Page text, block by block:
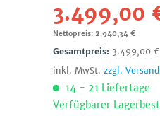
3.499,00
Nettopreis: 2.940,34 €
Gesamtpreis: 3.499,00 €
inkl. MwSt.zzgl.
14 - 21 Liefertage
Verfügbarer